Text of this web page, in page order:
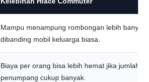
Mampu menampung rombongan lebih banyak
dibanding mobil keluarga biasa.
Biaya per orang bisa lebih hemat jika jumlah
penumpang cukup banyak.